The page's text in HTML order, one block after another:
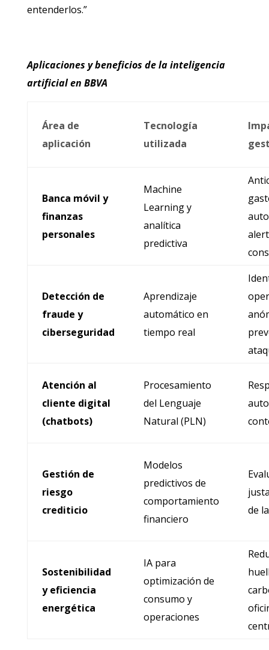
entenderlos.”
Aplicaciones y beneficios de la inteligencia
artificial en BBVA
Área de
aplicación
Tecnología
utilizada
Banca móvil y
finanzas
personales
Machine
Learning y
analítica
predictiva
Detección de
fraude y
ciberseguridad
Aprendizaje
automático en
tiempo real
Atención al
cliente digital
(chatbots)
Procesamiento
del Lenguaje
Natural (PLN)
Gestión de
riesgo
crediticio
Modelos
predictivos de
comportamiento
financiero
de
Sostenibilidad
y eficiencia
energética
IA para
optimización de
consumo y
operaciones